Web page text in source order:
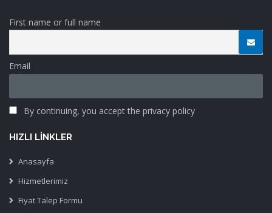
First name or full name
Email
By continuing, you accept the privacy policy
HIZLI LINKLER
Anasayfa
Hizmetlerimiz
Fiyat Talep Formu